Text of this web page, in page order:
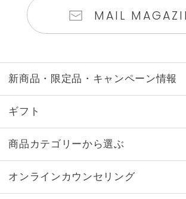
MAIL
新商品・限定品・キャンペーン情報
ギフト
商品カテゴリーから選ぶ
オンラインカウンセリング